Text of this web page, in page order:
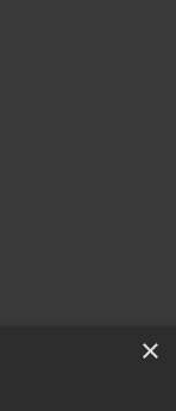
×